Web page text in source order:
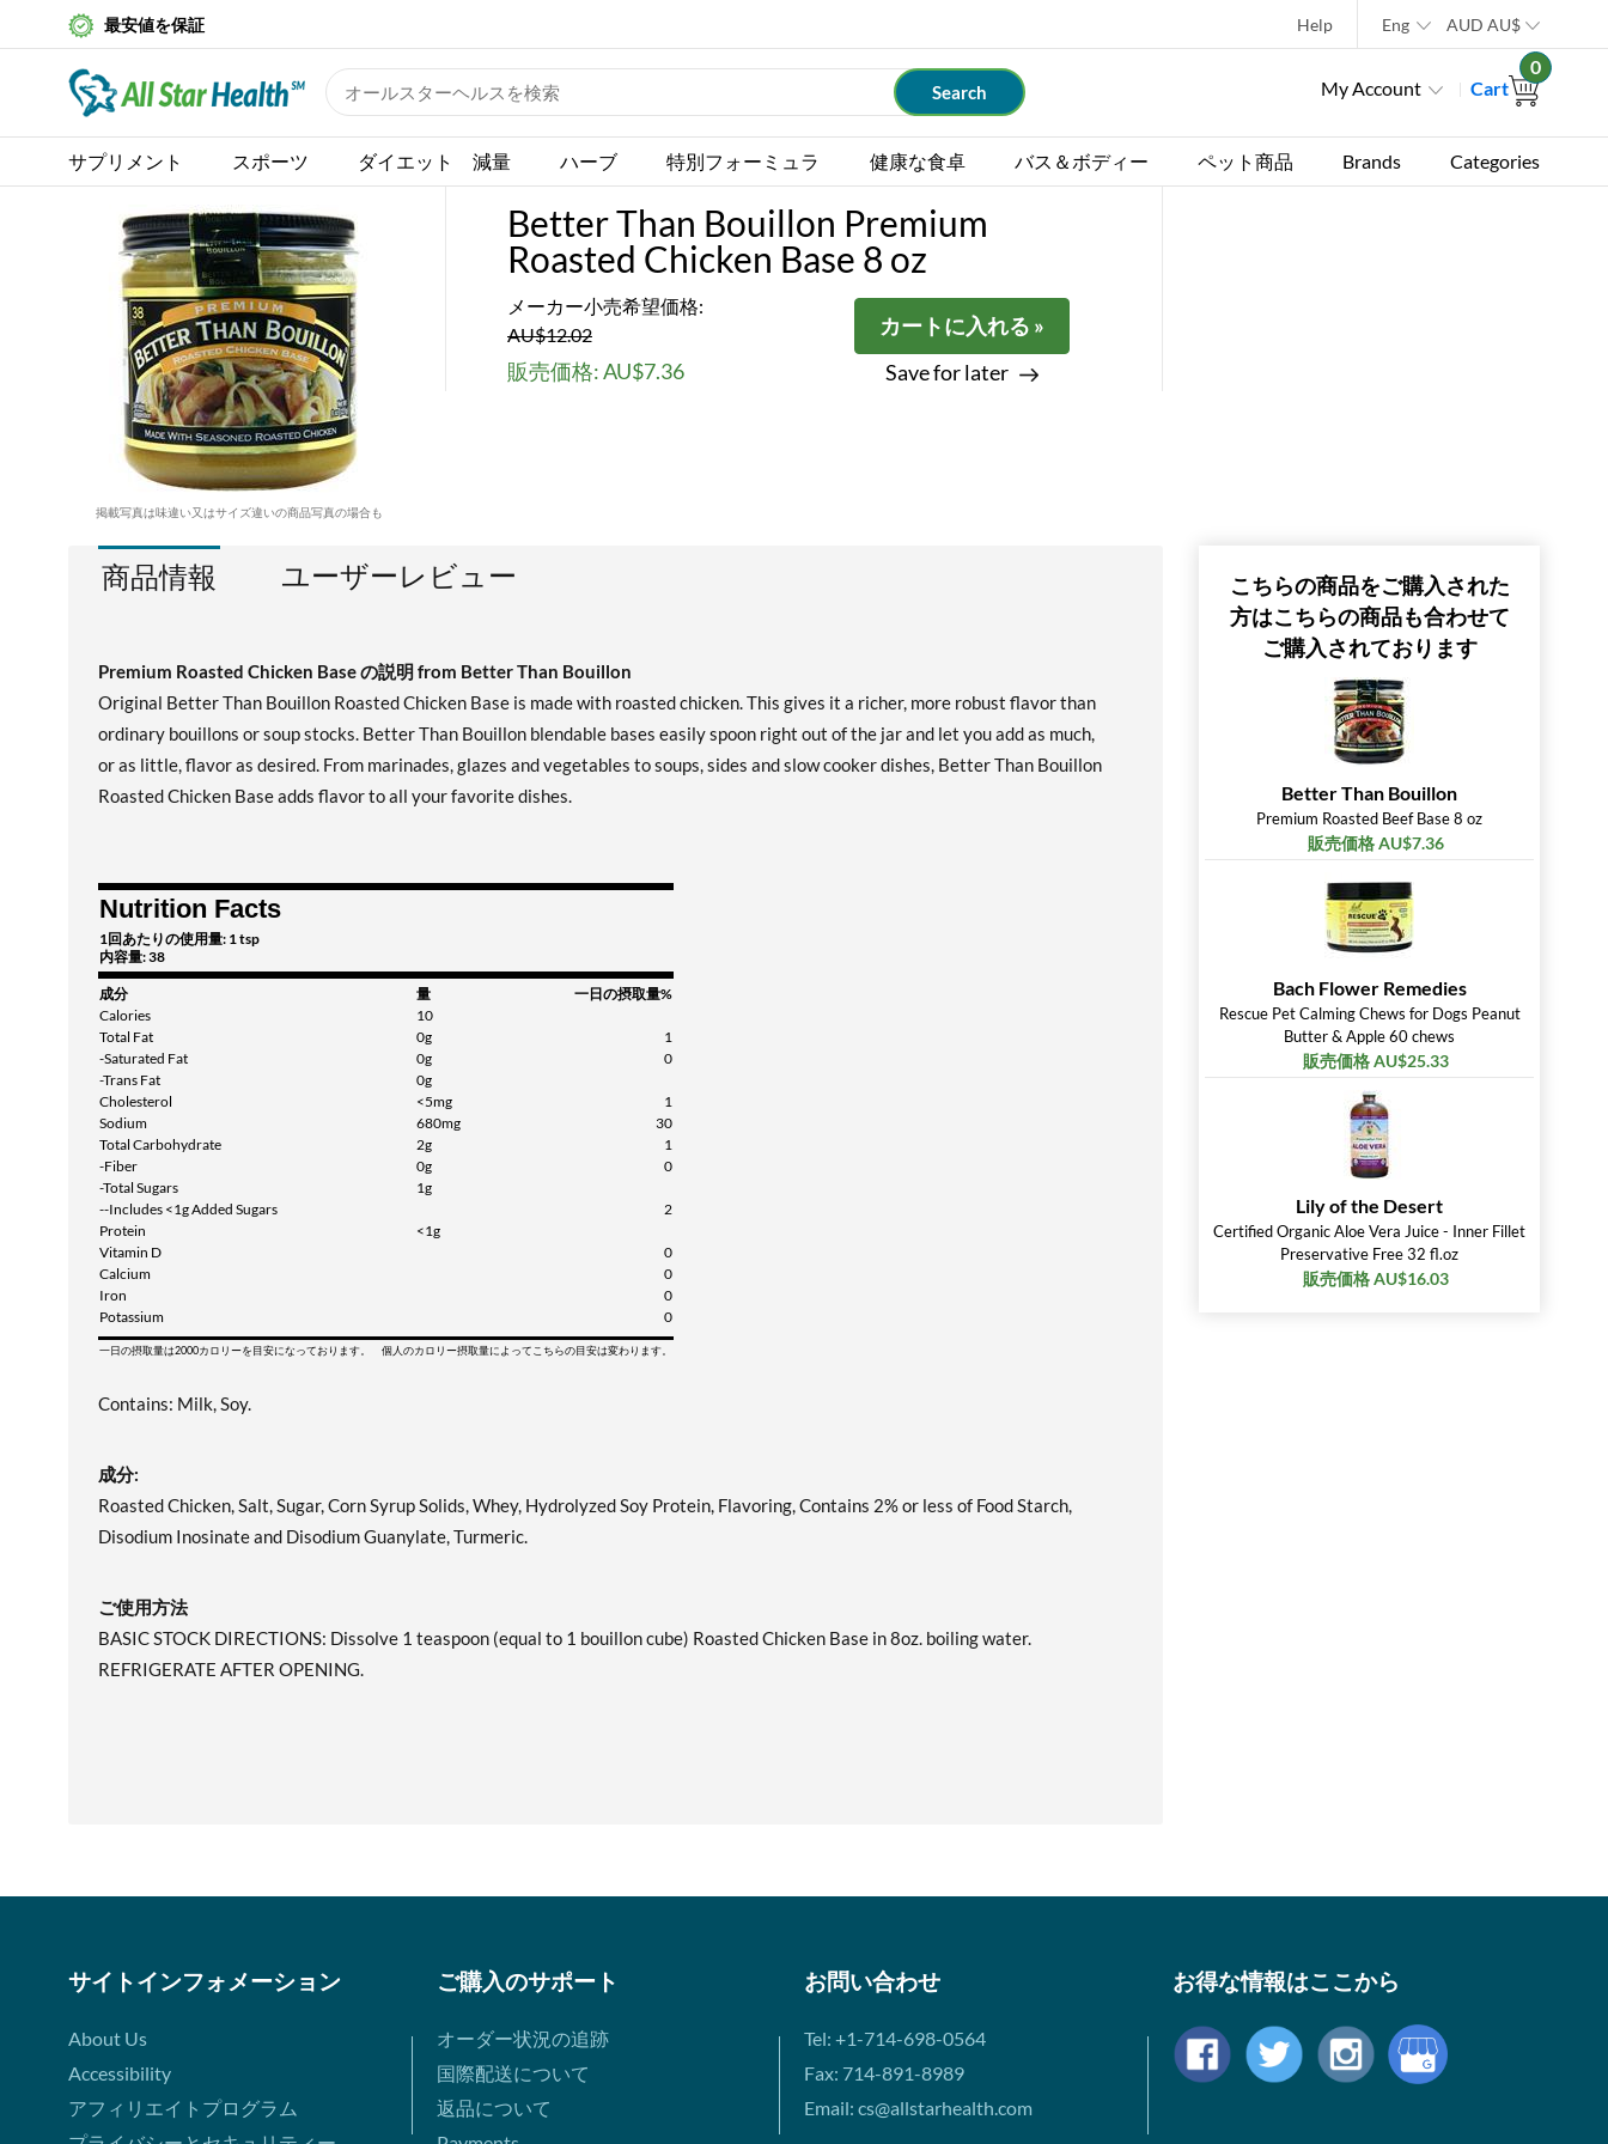
最安値を保証 Help Eng AUD AU$
My Account Cart
0
サプリメント スポーツ ダイエット 減量 ハーブ 特別フォーミュラ 健康な食卓 バス＆ボディー ペット商品 Brands Categories
掲載写真は味違い又はサイズ違いの商品写真の場合も
Better Than Bouillon Premium
Roasted Chicken Base 8 oz
メーカー小売希望価格:
AU$12.02
販売価格: AU$7.36
カートに入れる »
Save for later
商品情報 ユーザーレビュー
Premium Roasted Chicken Base の説明 from Better Than Bouillon
Original Better Than Bouillon Roasted Chicken Base is made with roasted chicken. This gives it a richer, more robust flavor than
ordinary bouillons or soup stocks. Better Than Bouillon blendable bases easily spoon right out of the jar and let you add as much,
or as little, flavor as desired. From marinades, glazes and vegetables to soups, sides and slow cooker dishes, Better Than Bouillon
Roasted Chicken Base adds flavor to all your favorite dishes.
Nutrition Facts
1回あたりの使用量: 1 tsp
内容量: 38
成分 量
一日の摂取量%
Calories
10
Total Fat
0g
1
-Saturated Fat
0g
0
-Trans Fat
0g
Cholesterol
<5mg
1
Sodium
680mg
30
Total Carbohydrate
2g
1
-Fiber
0g
0
-Total Sugars
1g
--Includes <1g Added Sugars
2
Protein
<1g
Vitamin D
0
Calcium
0
Iron
0
Potassium
0
一日の摂取量は2000カロリーを目安になっております。 個人のカロリー摂取量によってこちらの目安は変わります。
Contains: Milk, Soy.
成分:
Roasted Chicken, Salt, Sugar, Corn Syrup Solids, Whey, Hydrolyzed Soy Protein, Flavoring, Contains 2% or less of Food Starch,
Disodium Inosinate and Disodium Guanylate, Turmeric.
ご使用方法
BASIC STOCK DIRECTIONS: Dissolve 1 teaspoon (equal to 1 bouillon cube) Roasted Chicken Base in 8oz. boiling water.
REFRIGERATE AFTER OPENING.
こちらの商品をご購入された
方はこちらの商品も合わせて
ご購入されております
Better Than Bouillon
Premium Roasted Beef Base 8 oz
販売価格 AU$7.36
Bach Flower Remedies
Rescue Pet Calming Chews for Dogs Peanut
Butter & Apple 60 chews
販売価格 AU$25.33
Lily of the Desert
Certified Organic Aloe Vera Juice - Inner Fillet
Preservative Free 32 fl.oz
販売価格 AU$16.03
サイトインフォメーション
About Us
Accessibility
アフィリエイトプログラム
ご購入のサポート
オーダー状況の追跡
国際配送について
返品について
お問い合わせ
Tel: +1-714-698-0564
Fax: 714-891-8989
Email: cs@allstarhealth.com
お得な情報はここから